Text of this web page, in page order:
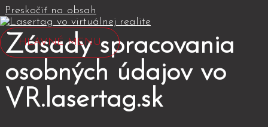
Preskočiť na obsah
HLAVNÉ MENU
Zásady spracovania
osobných údajov vo
VR.lasertag.sk